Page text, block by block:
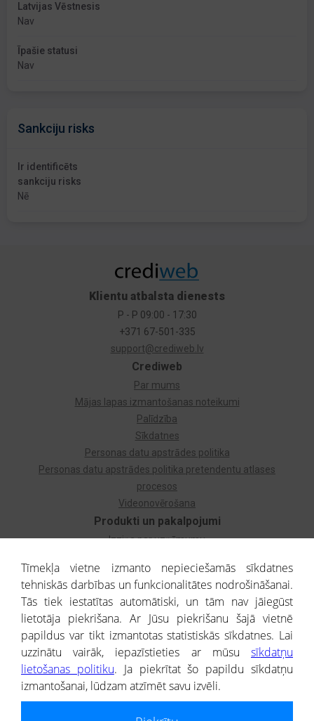
Latvijas Vēstnesis
Nav
Īpašie statusi
Nav
Sankciju risks
Ir identificēts
sankciju risks
Nē
Produkti un pakalpojumi
Izziņa par uzņēmumu
Dzimtas koks
Uzņēmumu atlase
Monitorings
Kredītizziņa par ārvalstu uzņēmumiem
Crediweb
Par mums
Mājas lapas izmantošanas noteikumi
Palīdzība
Sīkdatnes
Personas datu apstrādes politika
Personas datu apstrādes politika pretendentu atlases
procesos
Videonovērošana
Klientu atbalsta dienests
P - P 09:00 - 17:30
+371 67-501-335
support@crediweb.lv
® CREDITREFORM Latvija
SIA
Tīmekļa vietne izmanto nepieciešamās sīkdatnes
tehniskās darbības un funkcionalitātes nodrošināšanai.
Tās tiek iestatītas automātiski, un tām nav jāiegūst
lietotāja piekrišana. Ar Jūsu piekrišanu šajā vietnē
papildus var tikt izmantotas statistiskās sīkdatnes. Lai
uzzinātu vairāk, iepazīstieties ar mūsu sīkdatņu
lietošanas politiku. Ja piekrītat šo papildu sīkdatņu
izmantošanai, lūdzam atzīmēt savu izvēli.